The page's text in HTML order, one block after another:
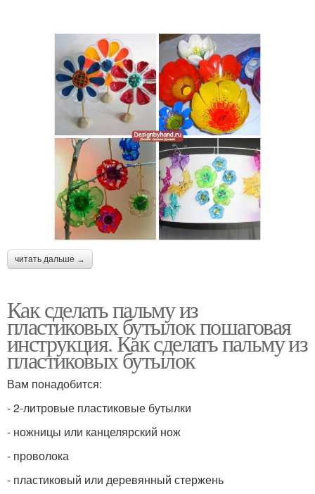
читать дальше →
Как сделать пальму из
пластиковых бутылок пошаговая
инструкция. Как сделать пальму из
пластиковых бутылок
Вам понадобится:
- 2-литровые пластиковые бутылки
- ножницы или канцелярский нож
- проволока
- пластиковый или деревянный стержень